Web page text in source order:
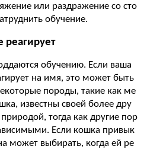
или раздражение со сто
обучение.
реагирует
обучению. Если ваша
на имя, это может быть
породы, такие как ме
известны своей более дру
тогда как другие пор
Если кошка привык
может выбирать, когда ей ре